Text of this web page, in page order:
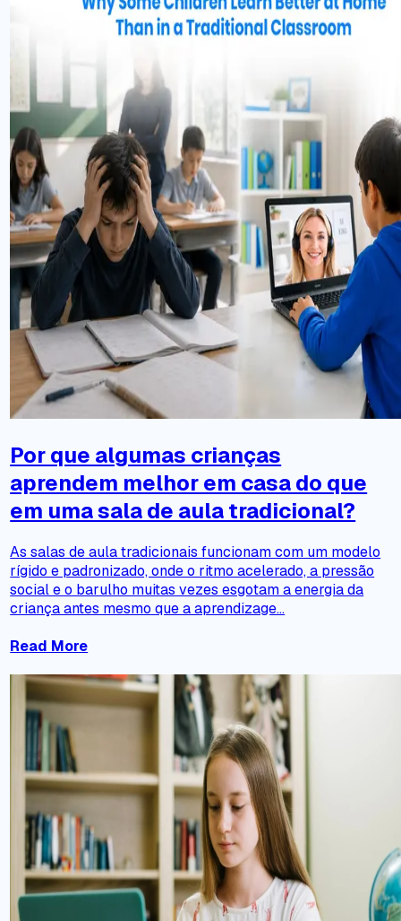
Por que algumas crianças
aprendem melhor em casa do que
em uma sala de aula tradicional?
As salas de aula tradicionais funcionam com um modelo
rígido e padronizado, onde o ritmo acelerado, a pressão
social e o barulho muitas vezes esgotam a energia da
criança antes mesmo que a aprendizage...
Read More